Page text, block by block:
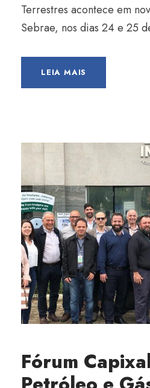
Terrestres acontece em
Sebrae, nos dias 24 e 25
LEIA MAIS
Fórum